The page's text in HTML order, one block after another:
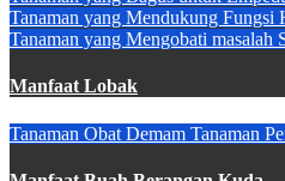
Tanaman yang Mendukung Fungsi
Tanaman yang Mengobati masalah
Manfaat Lobak
Tanaman Obat Demam Tanaman